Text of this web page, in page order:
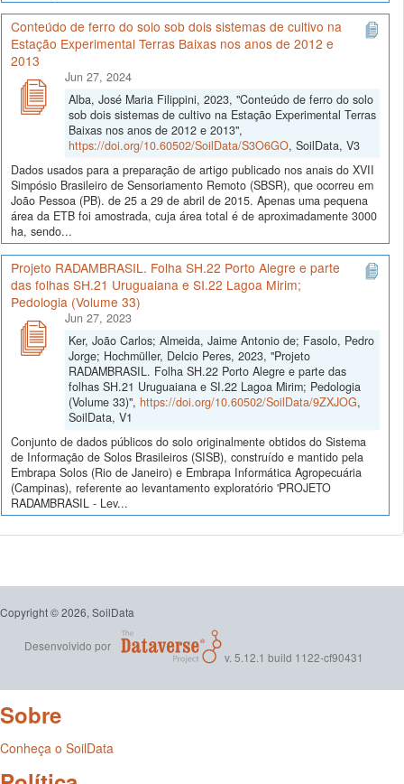
Conteúdo de ferro do solo sob dois sistemas de cultivo na
Estação Experimental Terras Baixas nos anos de 2012 e
2013
Jun 27, 2024
Alba, José Maria Filippini, 2023, "Conteúdo de ferro do solo
sob dois sistemas de cultivo na Estação Experimental Terras
Baixas nos anos de 2012 e 2013",
https://doi.org/10.60502/SoilData/S3O6GO, SoilData, V3
Dados usados para a preparação de artigo publicado nos anais do XVII
Simpósio Brasileiro de Sensoriamento Remoto (SBSR), que ocorreu em
João Pessoa (PB). de 25 a 29 de abril de 2015. Apenas uma pequena
área da ETB foi amostrada, cuja área total é de aproximadamente 3000
ha, sendo...
Projeto RADAMBRASIL. Folha SH.22 Porto Alegre e parte
das folhas SH.21 Uruguaiana e SI.22 Lagoa Mirim;
Pedologia (Volume 33)
Jun 27, 2023
Ker, João Carlos; Almeida, Jaime Antonio de; Fasolo, Pedro
Jorge; Hochmüller, Delcio Peres, 2023, "Projeto
RADAMBRASIL. Folha SH.22 Porto Alegre e parte das
folhas SH.21 Uruguaiana e SI.22 Lagoa Mirim; Pedologia
(Volume 33)", https://doi.org/10.60502/SoilData/9ZXJOG,
SoilData, V1
Conjunto de dados públicos do solo originalmente obtidos do Sistema
de Informação de Solos Brasileiros (SISB), construído e mantido pela
Embrapa Solos (Rio de Janeiro) e Embrapa Informática Agropecuária
(Campinas), referente ao levantamento exploratório 'PROJETO
RADAMBRASIL - Lev...
Copyright © 2026, SoilData
Desenvolvido por
v. 5.12.1 build 1122-cf90431
Sobre
Conheça o SoilData